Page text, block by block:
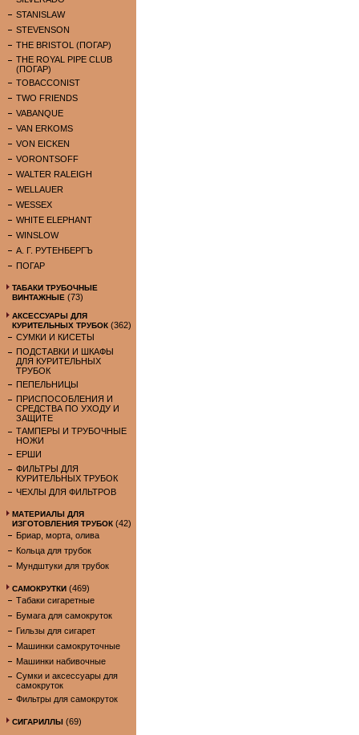
STANISLAW
STEVENSON
THE BRISTOL (ПОГАР)
THE ROYAL PIPE CLUB
(ПОГАР)
TOBACCONIST
TWO FRIENDS
VABANQUE
VAN ERKOMS
VON EICKEN
VORONTSOFF
WALTER RALEIGH
WELLAUER
WESSEX
WHITE ELEPHANT
WINSLOW
А. Г. РУТЕНБЕРГЪ
ПОГАР
ТАБАКИ ТРУБОЧНЫЕ
ВИНТАЖНЫЕ (73)
АКСЕССУАРЫ ДЛЯ
КУРИТЕЛЬНЫХ ТРУБОК (362)
СУМКИ И КИСЕТЫ
ПОДСТАВКИ И ШКАФЫ
ДЛЯ КУРИТЕЛЬНЫХ
ТРУБОК
ПЕПЕЛЬНИЦЫ
ПРИСПОСОБЛЕНИЯ И
СРЕДСТВА ПО УХОДУ И
ЗАЩИТЕ
ТАМПЕРЫ И ТРУБОЧНЫЕ
НОЖИ
ЕРШИ
ФИЛЬТРЫ ДЛЯ
КУРИТЕЛЬНЫХ ТРУБОК
ЧЕХЛЫ ДЛЯ ФИЛЬТРОВ
МАТЕРИАЛЫ ДЛЯ
ИЗГОТОВЛЕНИЯ ТРУБОК (42)
Бриар, морта, олива
Кольца для трубок
Мундштуки для трубок
САМОКРУТКИ (469)
Табаки сигаретные
Бумага для самокруток
Гильзы для сигарет
Машинки самокруточные
Машинки набивочные
Сумки и аксессуары для
самокруток
Фильтры для самокруток
СИГАРИЛЛЫ (69)